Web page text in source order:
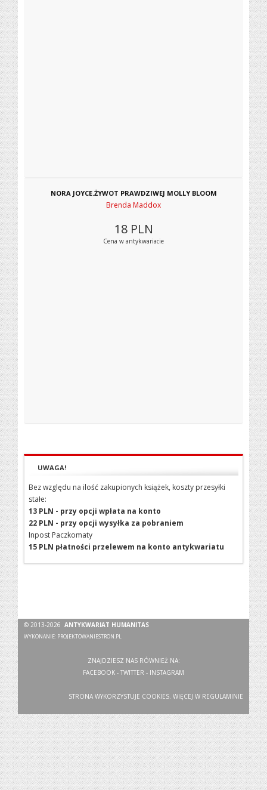
NORA JOYCE.ŻYWOT PRAWDZIWEJ MOLLY BLOOM
Brenda Maddox
18 PLN
Cena w antykwariacie
UWAGA!
Bez względu na ilość zakupionych książek, koszty przesyłki
stałe:
13 PLN - przy opcji wpłata na konto
22 PLN - przy opcji wysyłka za pobraniem
Inpost Paczkomaty
15 PLN płatności przelewem na konto antykwariatu
© 2013-2026ANTYKWARIAT HUMANITAS
WYKONANIE: PROJEKTOWANIESTRON.PL
ZNAJDZIESZ NAS RÓWNIEŻ NA:
FACEBOOK - TWITTER - INSTAGRAM
STRONA WYKORZYSTUJE COOKIES. WIĘCEJ W REGULAMINIE